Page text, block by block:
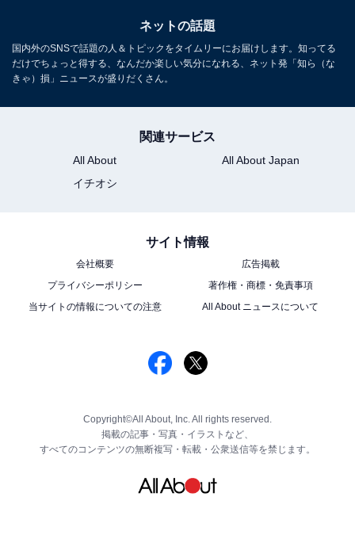
ネットの話題
国内外のSNSで話題の人＆トピックをタイムリーにお届けします。知ってる
だけでちょっと得する、なんだか楽しい気分になれる、ネット発「知ら（な
きゃ）損」ニュースが盛りだくさん。
関連サービス
All About
All About Japan
イチオシ
サイト情報
会社概要
広告掲載
プライバシーポリシー
著作権・商標・免責事項
当サイトの情報についての注意
All About ニュースについて
Copyright©All About, Inc. All rights reserved.
掲載の記事・写真・イラストなど、
すべてのコンテンツの無断複写・転載・公衆送信等を禁じます。